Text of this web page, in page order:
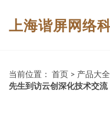
上海谐屏网络
当前位置： 首页 > 产品大全
先生到访云创深化技术交流